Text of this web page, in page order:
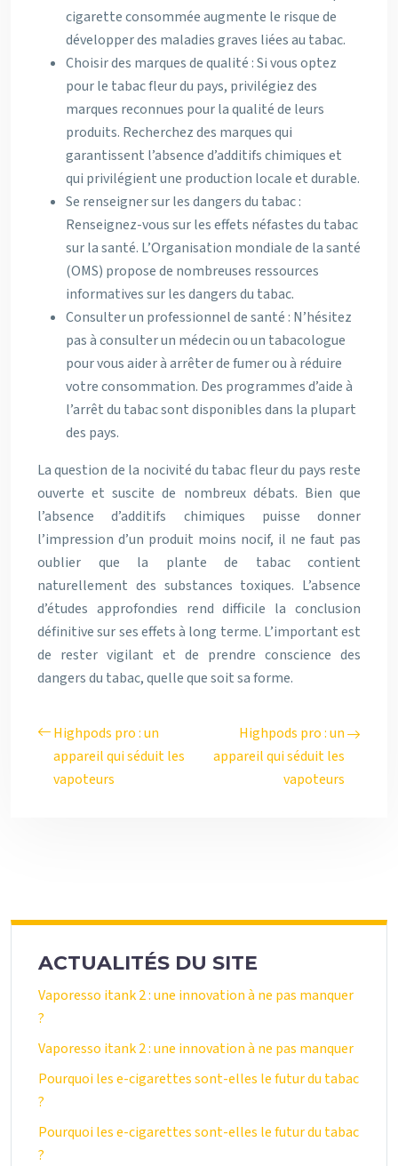
cigarette consommée augmente le risque de
développer des maladies graves liées au tabac.
Choisir des marques de qualité : Si vous optez
pour le tabac fleur du pays, privilégiez des
marques reconnues pour la qualité de leurs
produits. Recherchez des marques qui
garantissent l’absence d’additifs chimiques et
qui privilégient une production locale et durable.
Se renseigner sur les dangers du tabac :
Renseignez-vous sur les effets néfastes du tabac
sur la santé. L’Organisation mondiale de la santé
(OMS) propose de nombreuses ressources
informatives sur les dangers du tabac.
Consulter un professionnel de santé : N’hésitez
pas à consulter un médecin ou un tabacologue
pour vous aider à arrêter de fumer ou à réduire
votre consommation. Des programmes d’aide à
l’arrêt du tabac sont disponibles dans la plupart
des pays.
La question de la nocivité du tabac fleur du pays reste
ouverte et suscite de nombreux débats. Bien que
l’absence d’additifs chimiques puisse donner
l’impression d’un produit moins nocif, il ne faut pas
oublier que la plante de tabac contient
naturellement des substances toxiques. L’absence
d’études approfondies rend difficile la conclusion
définitive sur ses effets à long terme. L’important est
de rester vigilant et de prendre conscience des
dangers du tabac, quelle que soit sa forme.
Highpods pro : un
appareil qui séduit les
vapoteurs
Highpods pro : un
appareil qui séduit les
vapoteurs
ACTUALITÉS DU SITE
Vaporesso itank 2 : une innovation à ne pas manquer
?
Vaporesso itank 2 : une innovation à ne pas manquer
Pourquoi les e-cigarettes sont-elles le futur du tabac
?
Pourquoi les e-cigarettes sont-elles le futur du tabac
?